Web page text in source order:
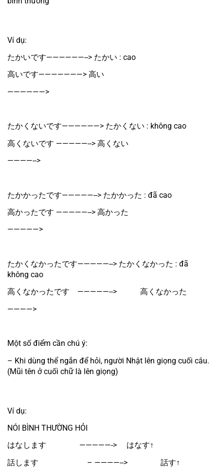
Ví dụ:
たかいです——————--> たかい : cao
高いです———————> 高い
——————>
たかくないです——————> たかくない : không cao
高くないです —————--> 高くない
————-->
たかかったです—————--> たかかった : đã cao
高かったです —————--> 高かった
—————>
たかくなかったです—————--> たかくなかった : đã
không cao
高くなかったです　—————-->　　　高くなかった
————>
Một số điểm cần chú ý:
– Khi dùng thể ngắn để hỏi, người Nhật lên giọng cuối câu.
(Mũi tên ở cuối chữ là lên giọng)
Ví dụ:
NÓI BÌNH THƯỜNG HỎI
はなします 　　　　—————->　 はなす↑
話します　　　　　　 – ————-->　　　　 話す↑